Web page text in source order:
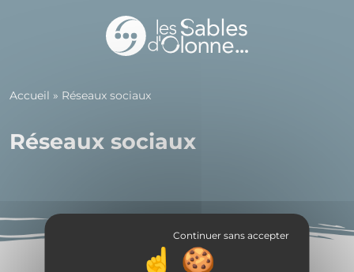
Accueil » Réseaux sociaux
Réseaux sociaux